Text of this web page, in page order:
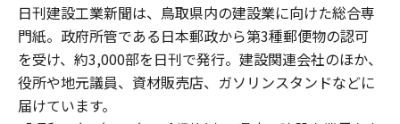
日刊建設工業新聞は、鳥取県内の建設業に向けた総合専
門紙。政府所管である日本郵政から第3種郵便物の認可
を受け、約3,000部を日刊で発行。建設関連会社のほか、
役所や地元議員、資材販売店、ガソリンスタンドなどに
届けています。